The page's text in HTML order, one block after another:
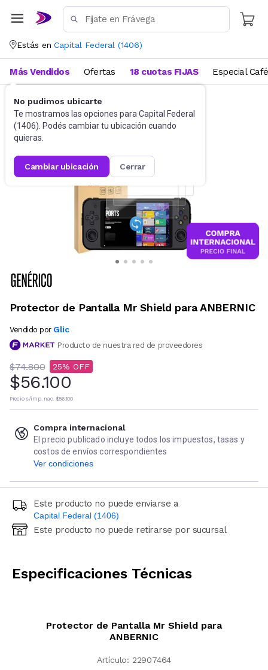
Estás en Capital Federal (1406)
No pudimos ubicarte
Te mostramos las opciones para Capital Federal
(1406). Podés cambiar tu ubicación cuando
quieras.
cambiar ubicación cerrar
Más Vendidos Ofertas 18 cuotas FIJAS Especial Café
Videojuegos Accesorios
Protector de Pantalla Mr Shield para ANBERNIC
Vendido por Glic
Producto de nuestra red de proveedores
$74.800 25
$56.100
Precio s/imp. nac. $56.100
Compra internacional
El precio publicado incluye todos los impuestos, tasas y
costos de envíos correspondientes
Ver condiciones
Este producto no puede enviarse a
Capital Federal (1406)
Ingresá código postal (sólo números)
Este producto no puede retirarse por sucursal
Especificaciones Técnicas
Protector de Pantalla Mr Shield para
ANBERNIC
Artículo: 22907464